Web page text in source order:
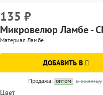
135 ₽
Микровелюр Ламбе -
Материал Ламбе
ДОБАВИТЬ В
Продажа: оптом в розницу
Цвет